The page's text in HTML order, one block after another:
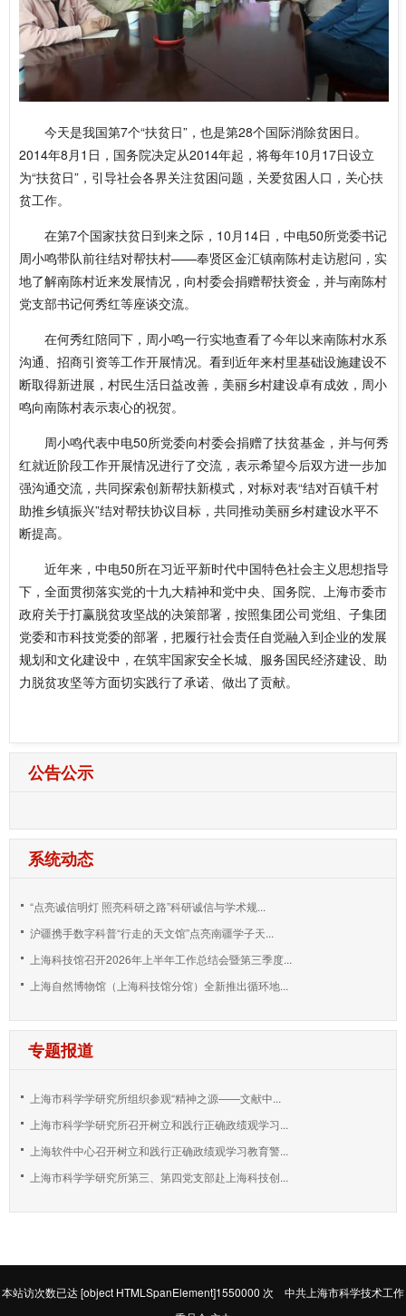
今天是我国第7个“扶贫日”，也是第28个国际消除贫困日。
2014年8月1日，国务院决定从2014年起，将每年10月17日设立
为“扶贫日”，引导社会各界关注贫困问题，关爱贫困人口，关心扶
贫工作。
在第7个国家扶贫日到来之际，10月14日，中电50所党委书记
周小鸣带队前往结对帮扶村——奉贤区金汇镇南陈村走访慰问，实
地了解南陈村近来发展情况，向村委会捐赠帮扶资金，并与南陈村
党支部书记何秀红等座谈交流。
在何秀红陪同下，周小鸣一行实地查看了今年以来南陈村水系
沟通、招商引资等工作开展情况。看到近年来村里基础设施建设不
断取得新进展，村民生活日益改善，美丽乡村建设卓有成效，周小
鸣向南陈村表示衷心的祝贺。
周小鸣代表中电50所党委向村委会捐赠了扶贫基金，并与何秀
红就近阶段工作开展情况进行了交流，表示希望今后双方进一步加
强沟通交流，共同探索创新帮扶新模式，对标对表“结对百镇千村
助推乡镇振兴”结对帮扶协议目标，共同推动美丽乡村建设水平不
断提高。
近年来，中电50所在习近平新时代中国特色社会主义思想指导
下，全面贯彻落实党的十九大精神和党中央、国务院、上海市委市
政府关于打赢脱贫攻坚战的决策部署，按照集团公司党组、子集团
党委和市科技党委的部署，把履行社会责任自觉融入到企业的发展
规划和文化建设中，在筑牢国家安全长城、服务国民经济建设、助
力脱贫攻坚等方面切实践行了承诺、做出了贡献。
公告公示
系统动态
“点亮诚信明灯 照亮科研之路”科研诚信与学术规...
沪疆携手数字科普“行走的天文馆”点亮南疆学子天...
上海科技馆召开2026年上半年工作总结会暨第三季度...
上海自然博物馆（上海科技馆分馆）全新推出循环地...
专题报道
上海市科学学研究所组织参观“精神之源——文献中...
上海市科学学研究所召开树立和践行正确政绩观学习...
上海软件中心召开树立和践行正确政绩观学习教育警...
上海市科学学研究所第三、第四党支部赴上海科技创...
本站访次数已达[object HTMLSpanElement]1550000 次 中共上海市科学技术工作